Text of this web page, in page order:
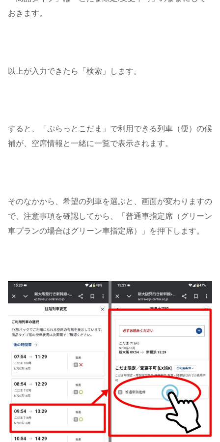
おきます。
以上が入力できたら「検索」します。
すると、「ぷらっとこだま」で利用できる列車（便）の候
補が、空席情報と一緒に一覧で表示されます。
そのなかから、希望の列車を選ぶと、画面が変わりますの
で、注意事項を確認してから、「普通車指定席（グリーン
車プランの場合はグリーン車指定席）」を押下します。